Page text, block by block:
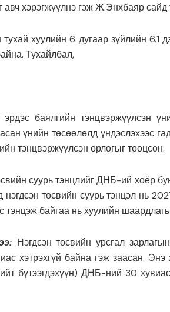
авч хэрэгжүүлнэ гэж Ж.Энхбаяр
хуулийн 6 дугаар зүйлийн 6.1
Тухайлбал,
баялгийн тэнцвэржүүлсэн
үнийн төсөөлөлд үндэслэхээс
тэнцвэржүүлсэн орлогыг тооцсон.
суурь тэнцлийг ДНБ-ий хоёр
төсвийн суурь тэнцэл нь
тэнцэж байгаа нь хуулийн
Нэгдсэн төсвийн урсгал
хэтрэхгүй байна гэж заасан. Энэ
бүтээгдэхүүн) ДНБ-ний 30